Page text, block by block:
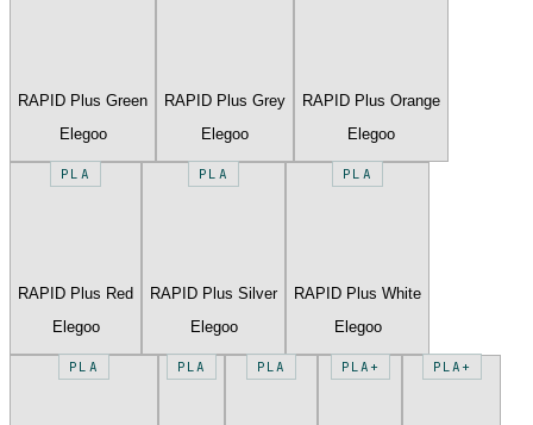
RAPID Plus Green
Elegoo
RAPID Plus Grey
Elegoo
RAPID Plus Orange
Elegoo
PLA
RAPID Plus Red
Elegoo
PLA
RAPID Plus Silver
Elegoo
PLA
RAPID Plus White
Elegoo
PLA PLA PLA PLA+ PLA+